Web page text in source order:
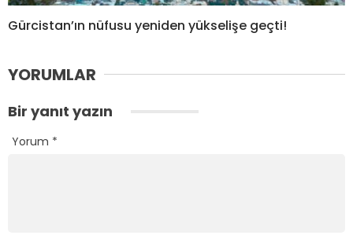
Gürcistan’ın nüfusu yeniden yükselişe geçti!
YORUMLAR
Bir yanıt yazın
Yorum *